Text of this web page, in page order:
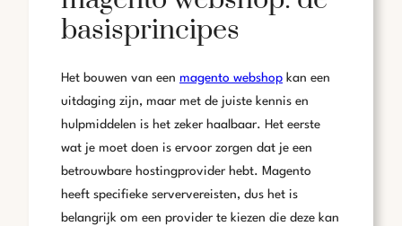
basisprincipes
Het bouwen van een magento webshop kan een
uitdaging zijn, maar met de juiste kennis en
hulpmiddelen is het zeker haalbaar. Het eerste
wat je moet doen is ervoor zorgen dat je een
betrouwbare hostingprovider hebt. Magento
heeft specifieke serververeisten, dus het is
belangrijk om een provider te kiezen die deze kan